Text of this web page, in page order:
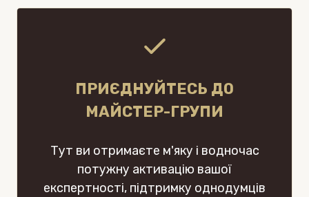
ПРИЄДНУЙТЕСЬ ДО
МАЙСТЕР-ГРУПИ
Тут ви отримаєте м'яку і водночас
потужну активацію вашої
експертності, підтримку однодумців